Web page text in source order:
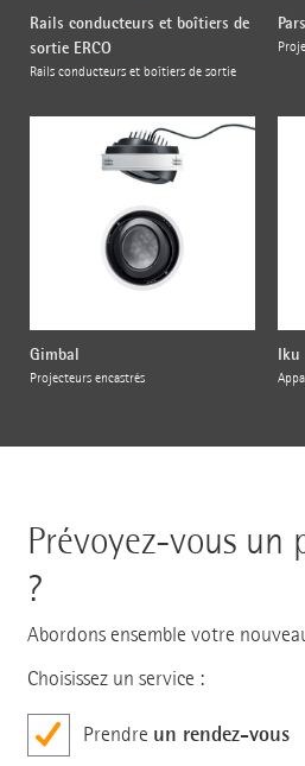
Rails conducteurs et boîtiers de
sortie ERCO
Rails conducteurs et boîtiers de sortie
Gimbal
Projecteurs encastrés
Iku
Prévoyez-vous un
?
Abordons ensemble votre
Choisissez un service :
Prendre un rendez-vous